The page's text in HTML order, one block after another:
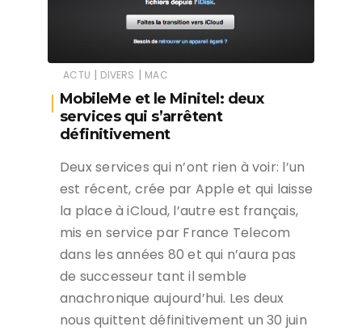
ACTU | DIVERS | MAC
MobileMe et le Minitel: deux
services qui s’arrêtent
définitivement
Deux services qui n’ont rien à voir: l’un
est récent, crée par Apple et qui laisse
la place à iCloud, l’autre est français,
mis en service par France Telecom
dans les années 80 et qui n’aura pas
de successeur tant il semble
anachronique aujourd’hui. Les deux
nous quittent définitivement un 30 juin